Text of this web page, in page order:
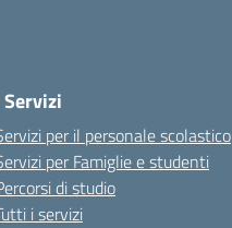
Servizi
per il personale scolastico
per Famiglie e studenti
di studio
i servizi